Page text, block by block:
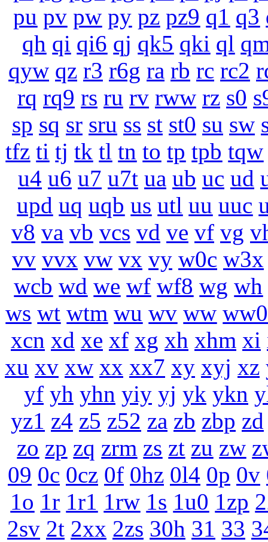
pu pv pw py pz pz9 q1 q3
qh qi qi6 qj qk5 qki ql
qyw qz r3 r6g ra rb rc rc2
rq rq9 rs ru rv rww rz s0
sp sq sr sru ss st st0 su sw
tfz ti tj tk tl tn to tp tpb tqw
u4 u6 u7 u7t ua ub uc ud
upd uq uqb us utl uu uuc
v8 va vb vcs vd ve vf vg
vv vvx vw vx vy w0c w3x
wcb wd we wf wf8 wg wh
ws wt wtm wu wv ww ww0
xcn xd xe xf xg xh xhm xi
xu xv xw xx xx7 xy xyj xz
yf yh yhn yiy yj yk ykn
yz1 z4 z5 z52 za zb zbp zd
zo zp zq zrm zs zt zu zw
09 0c 0cz 0f 0hz 0l4 0p 0v
1o 1r 1r1 1rw 1s 1u0 1zp
2sv 2t 2xx 2zs 30h 31 33